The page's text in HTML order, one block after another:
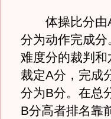
体操比分由A
分为动作完成
难度分的裁判
裁定A分，完成
分为B分。在总
B分高者排名靠